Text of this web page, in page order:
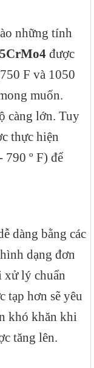
những tính
được
F và 1050
muốn.
càng lớn. Tuy
thực hiện
790 º F) để
dàng bằng các
dạng đơn
xử lý chuẩn
tạp hơn sẽ yêu
khó khăn khi
tăng lên.